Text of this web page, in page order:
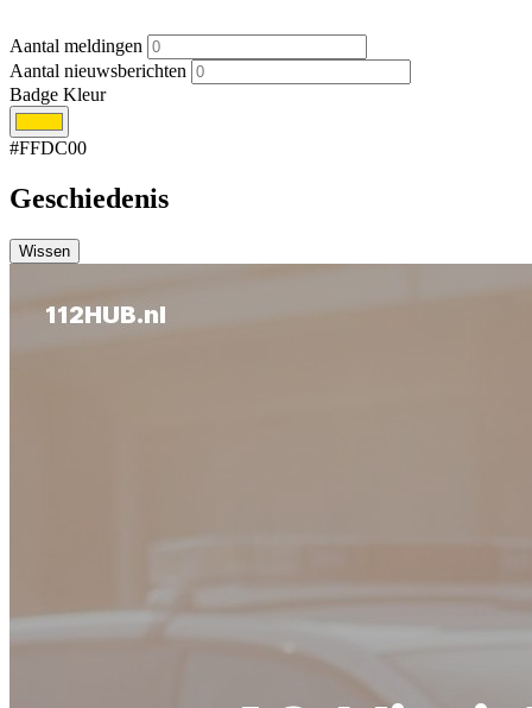
Aantal meldingen
Aantal nieuwsberichten
Badge Kleur
#FFDC00
Geschiedenis
Wissen